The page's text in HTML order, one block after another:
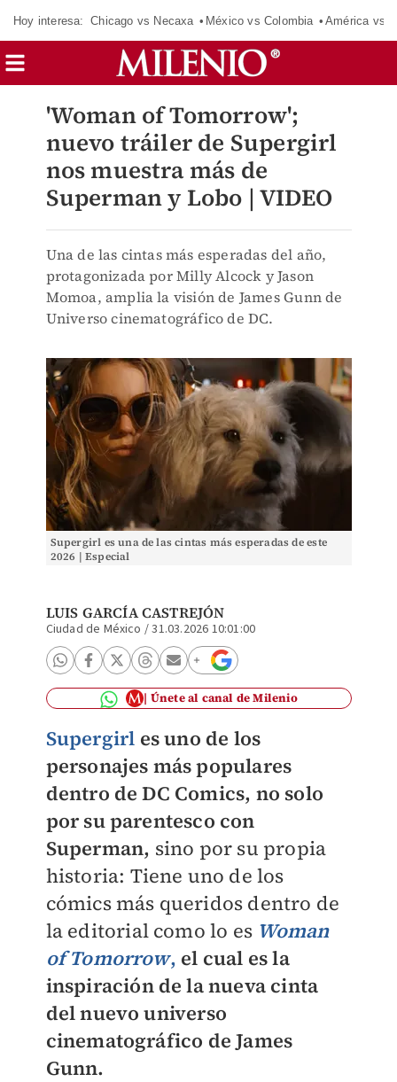
Hoy interesa: Chicago vs Necaxa México vs Colombia América vs
'Woman of Tomorrow';
nuevo tráiler de Supergirl
nos muestra más de
Superman y Lobo | VIDEO
Una de las cintas más esperadas del año,
protagonizada por Milly Alcock y Jason
Momoa, amplia la visión de James Gunn de
Universo cinematográfico de DC.
Supergirl es una de las cintas más esperadas de este
2026 | Especial
LUIS GARCÍA CASTREJÓN
Ciudad de México /31.03.2026 10:01:00
Únete al canal de Milenio
Supergirl es uno de los
personajes más populares
dentro de DC Comics, no solo
por su parentesco con
Superman, sino por su propia
historia: Tiene uno de los
cómics más queridos dentro de
la editorial como lo es Woman
of Tomorrow, el cual es la
inspiración de la nueva cinta
del nuevo universo
cinematográfico de James
Gunn.